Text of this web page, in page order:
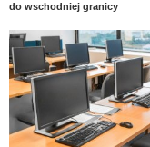
do wschodniej granicy